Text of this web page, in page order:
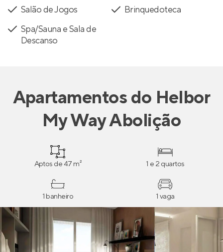
Salão de Jogos
Brinquedoteca
Spa/Sauna e Sala de
Descanso
Apartamentosdo Helbor
My Way Abolição
Aptos de 47 m² 1 e 2 quartos
1 banheiro 1 vaga